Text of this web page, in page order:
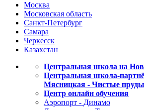
Москва
Московская область
Санкт-Петербург
Самара
Черкесск
Казахстан
Центральная школа на
Центральная школа-
Мясницкая - Чистые пруды
Центр онлайн обучения
Аэропорт - Динамо